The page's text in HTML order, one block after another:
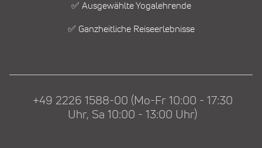
✅ Ausgewählte Yogalehrende
✅ Ganzheitliche Reiseerlebnisse
+49 2226 1588-00 (Mo-Fr 10:00 - 17:30
Uhr, Sa 10:00 - 13:00 Uhr)